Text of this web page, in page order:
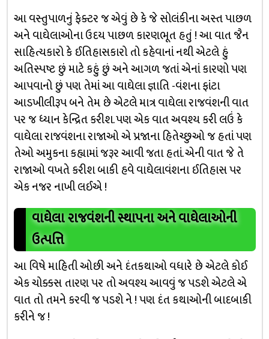
આ વસ્તુપાળનું ફેક્ટર જ એવું છે કે જે સોલંકીના અસ્ત પાછળ
અને વાઘેલાઓના ઉદય પાછળ કારણભૂત હતું ! આ વાત જૈન
સાહિત્યકારો કે ઈતિહાસકારો તો કહેવાનાં નથી એટલે હું
અતિસ્પષ્ટ છું માટે કહું છું અને આગળ જતાં એનાં કારણો પણ
આપવાનો છું પણ તેમાં આ વાઘેલા જ્ઞાતિ -વંશના ફાંટા
આડખીલીરૂપ બને તેમ છે એટલે માત્ર વાઘેલા રાજવંશની વાત
પર જ ધ્યાન કેન્દ્રિત કરીશ. પણ એક વાત અવશ્ય કરી લઉં કે
વાઘેલા રાજવંશના રાજાઓ એ પ્રજાના હિતેચ્છુઓ જ હતાં પણ
તેઓ અમુકના કહ્યામાં જરૂર આવી જતા હતાં. એની વાત જે તે
રાજાઓ વખતે કરીશ બાકી હવે વાઘેલાવંશના ઈતિહાસ પર
એક નજર નાખી લઈએ !
વાઘેલા રાજવંશની સ્થાપના અને વાઘેલાઓની
ઉત્પત્તિ
આ વિષે માહિતી ઓછી અને દંતકથાઓ વધારે છે એટલે કોઈ
એક ચોક્કસ તારણ પર તો અવશ્ય આવવું જ પડશે એટલે એ
વાત તો તમને કરવી જ પડશે ને ! પણ દંત કથાઓની બાદબાકી
કરીને જ !